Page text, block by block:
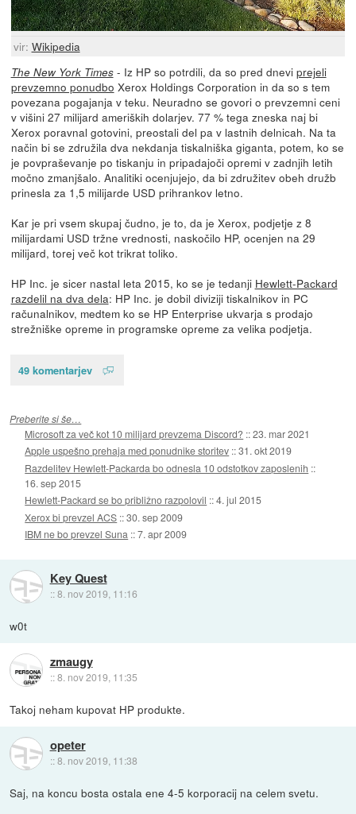
vir: Wikipedia
The New York Times- Iz HP so potrdili, da so pred dnevi prejeli
prevzemno ponudbo Xerox Holdings Corporation in da so s tem
povezana pogajanja v teku. Neuradno se govori o prevzemni ceni
v višini 27 milijard ameriških dolarjev. 77 % tega zneska naj bi
Xerox poravnal gotovini, preostali del pa v lastnih delnicah. Na ta
način bi se združila dva nekdanja tiskalniška giganta, potem, ko se
je povpraševanje po tiskanju in pripadajoči opremi v zadnjih letih
močno zmanjšalo. Analitiki ocenjujejo, da bi združitev obeh družb
prinesla za 1,5 milijarde USD prihrankov letno.
Kar je pri vsem skupaj čudno, je to, da je Xerox, podjetje z 8
milijardami USD tržne vrednosti, naskočilo HP, ocenjen na 29
milijard, torej več kot trikrat toliko.
HP Inc. je sicer nastal leta 2015, ko se je tedanji Hewlett-Packard
razdelil na dva dela: HP Inc. je dobil diviziji tiskalnikov in PC
računalnikov, medtem ko se HP Enterprise ukvarja s prodajo
strežniške opreme in programske opreme za velika podjetja.
49 komentarjev
Preberite si še…
Microsoft za več kot 10 milijard prevzema Discord? ::23. mar 2021
Apple uspešno prehaja med ponudnike storitev ::31. okt 2019
Razdelitev Hewlett-Packarda bo odnesla 10 odstotkov zaposlenih ::
16. sep 2015
Hewlett-Packard se bo približno razpolovil ::4. jul 2015
Xerox bi prevzel ACS ::30. sep 2009
IBM ne bo prevzel Suna ::7. apr 2009
Key Quest
::8. nov 2019, 11:16
w0t
zmaugy
::8. nov 2019, 11:35
Takoj neham kupovat HP produkte.
opeter
::8. nov 2019, 11:38
Saj, na koncu bosta ostala ene 4-5 korporacij na celem svetu.